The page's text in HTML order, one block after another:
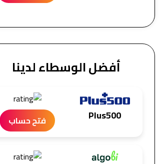
أفضل الوسطاء لدينا
Plus500 فتح حساب